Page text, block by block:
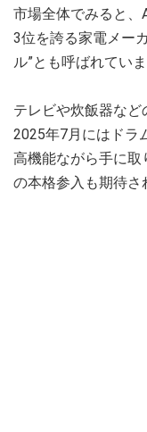
市場全体でみると、
3位を誇る家電メー
ル”とも呼ばれていま
テレビや炊飯器など
2025年7月にはドラ
高機能ながら手に
の本格参入も期待さ